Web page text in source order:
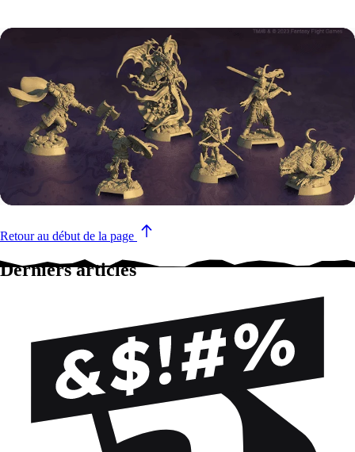
Retour au début de la page
Derniers articles